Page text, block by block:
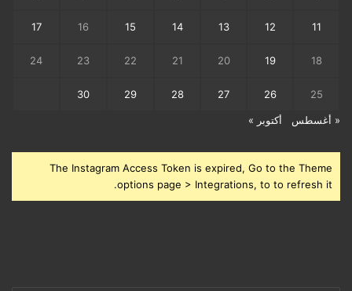
11
12
13
14
15
16
17
18
19
20
21
22
23
24
25
26
27
28
29
30
« أغسطس أكتوبر »
The Instagram Access Token is expired, Go to the Theme
options page > Integrations, to to refresh it.